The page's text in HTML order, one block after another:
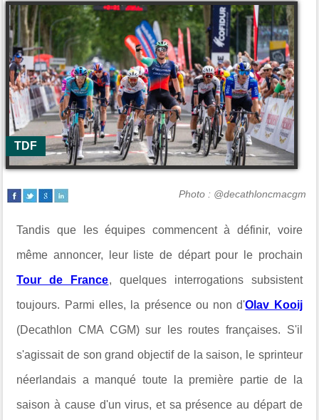
TDF
Photo : @decathloncmacgm
Tandis que les équipes commencent à définir, voire
même annoncer, leur liste de départ pour le prochain
Tour de France, quelques interrogations subsistent
toujours. Parmi elles, la présence ou non d'Olav Kooij
(Decathlon CMA CGM) sur les routes françaises. S'il
s'agissait de son grand objectif de la saison, le sprinteur
néerlandais a manqué toute la première partie de la
saison à cause d'un virus, et sa présence au départ de